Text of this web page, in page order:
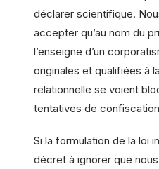
déclarer scientifique.
accepter qu’au nom du
l’enseigne d’un
originales et qualifiées à
relationnelle se voient
tentatives de
Si la formulation de la loi
décret à ignorer que